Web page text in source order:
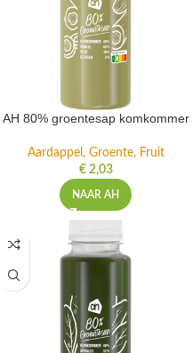
AH 80% groentesap komkommer
Aardappel, Groente, Fruit
€2,03
NAAR AH